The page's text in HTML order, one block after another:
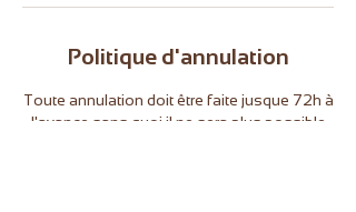
Politique d'annulation
Toute annulation doit être faite jusque 72h à
l'avance sans quoi il ne sera plus possible